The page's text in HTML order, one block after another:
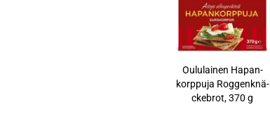
Ou­lu­lai­nen Ha­pan­
korp­pu­ja Rog­gen­k­nä­
cke­brot, 370 g